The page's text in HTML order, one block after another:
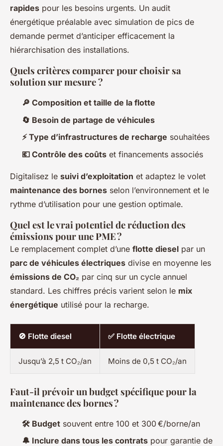
rapides pour les besoins urgents. Un audit
énergétique préalable avec simulation de pics de
demande permet d’anticiper efficacement la
hiérarchisation des installations.
Quels critères comparer pour choisir sa
solution sur mesure ?
🔎 Composition et taille de la flotte
🔄 Besoin de partage de véhicules
⚡ Type d’infrastructures de recharge souhaitées
💶 Contrôle des coûts et financements associés
Digitalisez le suivi d’exploitation et adaptez le volet
maintenance des bornes selon l’environnement et le
rythme d’utilisation pour une gestion optimale.
Quel est le vrai potentiel de réduction des
émissions pour une PME ?
Le remplacement complet d’une flotte diesel par un
parc de véhicules électriques divise en moyenne les
émissions de CO₂ par cinq sur un cycle annuel
standard. Les chiffres précis varient selon le mix
énergétique utilisé pour la recharge.
🚫 Flotte diesel ✅ Flotte électrique
Jusqu’à 2,5 t CO₂/an Moins de 0,5 t CO₂/an
Faut-il prévoir un budget spécifique pour la
maintenance des bornes ?
🛠️ Budget souvent entre 100 et 300 €/borne/an
🔔 Inclure dans tous les contrats pour garantie de